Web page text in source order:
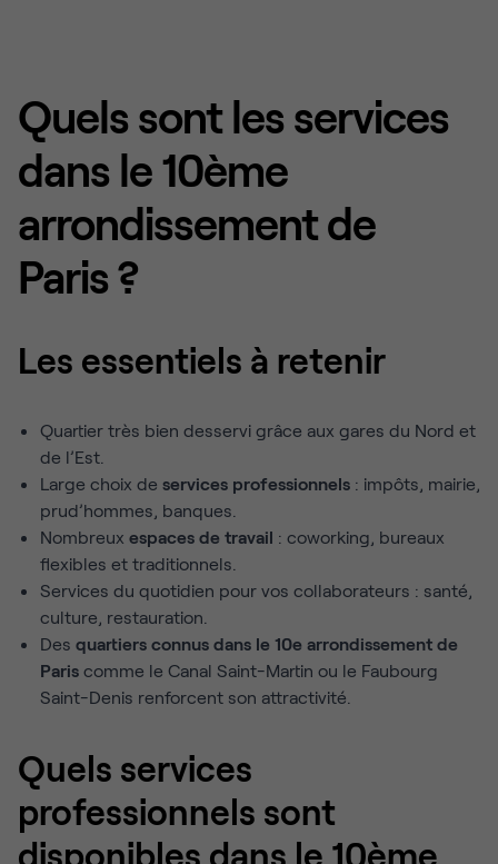
Quels sont les services
dans le 10ème
arrondissement de
Paris ?
Les essentiels à retenir
Quartier très bien desservi grâce aux gares du Nord et
de l’Est.
Large choix de services professionnels : impôts, mairie,
prud’hommes, banques.
Nombreux espaces de travail : coworking, bureaux
flexibles et traditionnels.
Services du quotidien pour vos collaborateurs : santé,
culture, restauration.
Des quartiers connus dans le 10e arrondissement de
Paris comme le Canal Saint-Martin ou le Faubourg
Saint-Denis renforcent son attractivité.
Quels services
professionnels sont
disponibles dans le 10ème